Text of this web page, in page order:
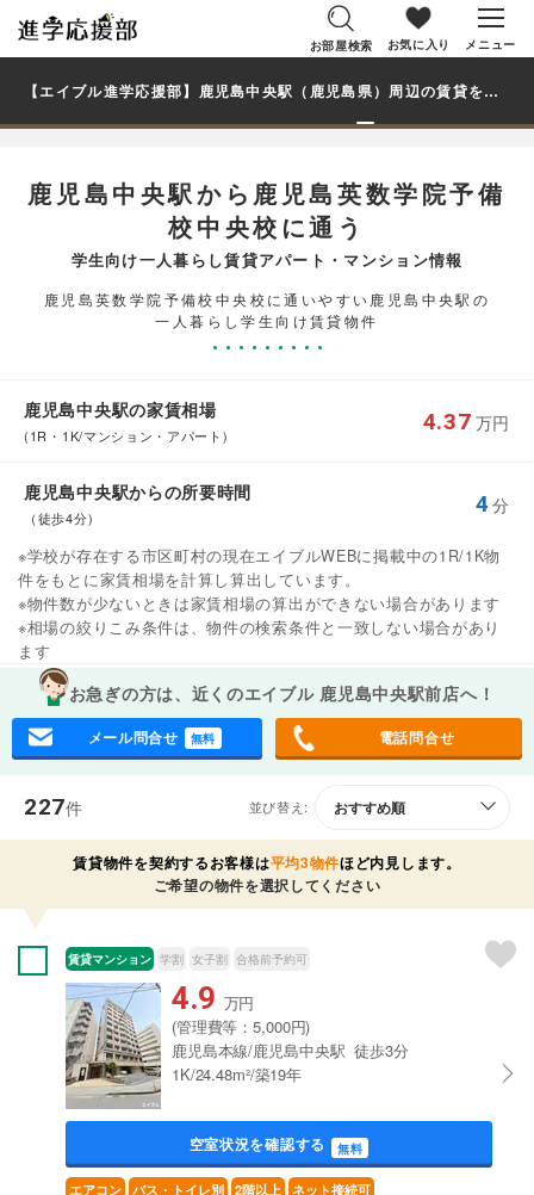
お部屋検索 お気に入り メニュー
【エイブル進学応援部】鹿児島中央駅（鹿児島県）周辺の賃貸を探す｜鹿児島英数学院予備校中央校学生・大学生の一人暮らし向け賃貸マンション・アパート
鹿児島中央駅から鹿児島英数学院予備
校中央校に通う
学生向け一人暮らし賃貸アパート・マンション情報
鹿児島英数学院予備校中央校に通いやすい鹿児島中央駅の
一人暮らし学生向け賃貸物件
鹿児島中央駅の家賃相場
(1R・1K/マンション・アパート)
4.37 万円
鹿児島中央駅からの所要時間
（徒歩4分)
4 分
※学校が存在する市区町村の現在エイブルWEBに掲載中の1R/1K物
件をもとに家賃相場を計算し算出しています。
※物件数が少ないときは家賃相場の算出ができない場合があります
※相場の絞りこみ条件は、物件の検索条件と一致しない場合があり
ます
お急ぎの方は、近くのエイブル 鹿児島中央駅前店へ！
メール問合せ 無料 電話問合せ
227件 並び替え:
賃貸物件を契約するお客様は平均3物件ほど内見します。
ご希望の物件を選択してください
賃貸マンション 学割 女子割 合格前予約可
4.9 万円
(管理費等：5,000円)
鹿児島本線/鹿児島中央駅 徒歩3分
1K/24.48m²/築19年
空室状況を確認する 無料
エアコン バス・トイレ別 2階以上 ネット接続可